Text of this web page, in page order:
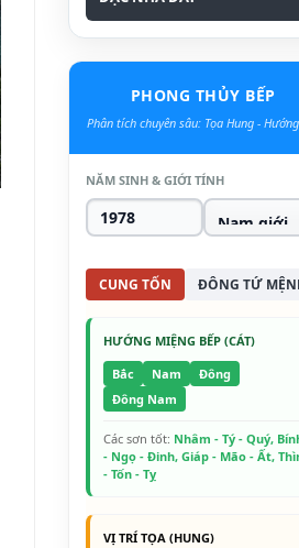
PHONG THỦY BẾP
Phân tích chuyên sâu: Tọa Hung -
NĂM SINH & GIỚI TÍNH
CUNG TỐN ĐÔNG TỨ
HƯỚNG MIỆNG BẾP (CÁT)
Bắc
Nam
Đông
Đông Nam
Các sơn tốt: Nhâm - Tý - Quý,
- Ngọ - Đinh, Giáp - Mão - Ất,
- Tốn - Tỵ
VỊ TRÍ TỌA (HUNG)